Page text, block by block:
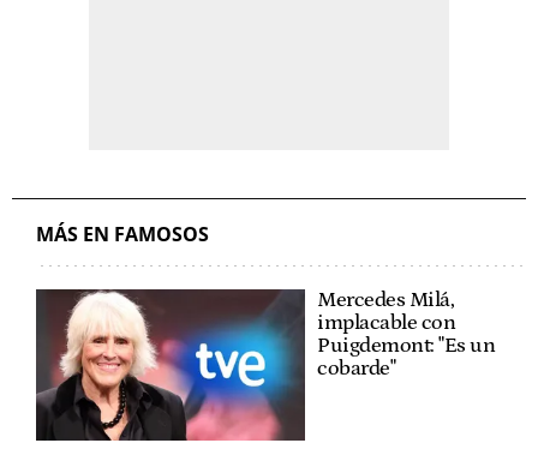
MÁS EN FAMOSOS
Mercedes Milá,
implacable con
Puigdemont: "Es un
cobarde"